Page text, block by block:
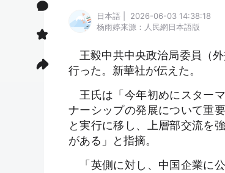
日本語 | 2026-06-03 14:38:18
杨雨婷来源：人民網日本語版
王毅中共中央政治局委員（
行った。新華社が伝えた。
王氏は「今年初めにスター
ナーシップの発展について重
と実行に移し、上層部交流を
がある」と指摘。
「英側に対し、中国企業に